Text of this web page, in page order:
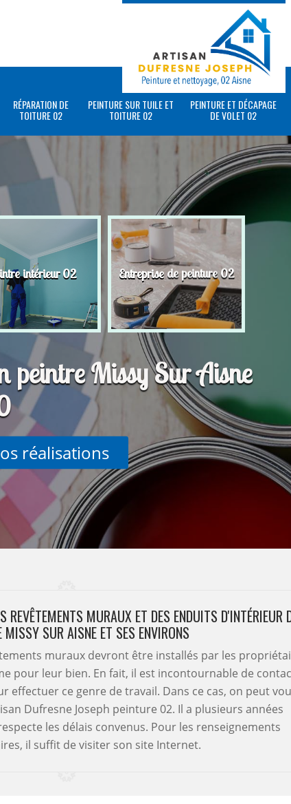
RÉPARATION DE
TOITURE 02
PEINTURE SUR TUILE ET
TOITURE 02
PEINTURE ET DÉCAPAGE
DE VOLET 02
intérieur 02 Entreprise de peinture 02
peintre Missy Sur Aisne
réalisations
REVÊTEMENTS MURAUX ET DES ENDUITS D'INTÉRIEUR
MISSY SUR AISNE ET SES ENVIRONS
muraux devront être installés par les
pour leur bien. En fait, il est incontournable de
effectuer ce genre de travail. Dans ce cas, on peut
Dufresne Joseph peinture 02. Il a plusieurs années
les délais convenus. Pour les renseignements
il suffit de visiter son site Internet.